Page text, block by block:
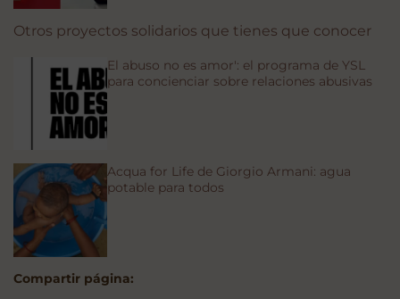
Otros proyectos solidarios que tienes que conocer
El abuso no es amor': el programa de YSL
para concienciar sobre relaciones abusivas
Acqua for Life de Giorgio Armani: agua
potable para todos
Compartir página: